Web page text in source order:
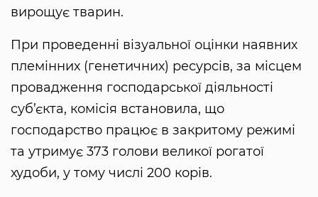
вирощує тварин.
При проведенні візуальної оцінки наявних
племінних (генетичних) ресурсів, за місцем
провадження господарської діяльності
суб’єкта, комісія встановила, що
господарство працює в закритому режимі
та утримує 373 голови великої рогатої
худоби, у тому числі 200 корів.